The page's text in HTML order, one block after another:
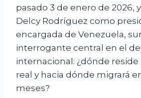
pasado 3 de enero de 2026,
Delcy Rodríguez como
encargada de Venezuela,
interrogante central en el
internacional: ¿dónde
real y hacia dónde migrará
meses?